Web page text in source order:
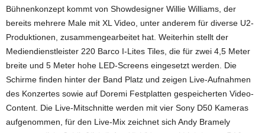
Bühnenkonzept kommt von Showdesigner Willie Williams, der
bereits mehrere Male mit XL Video, unter anderem für diverse U2-
Produktionen, zusammengearbeitet hat. Weiterhin stellt der
Mediendienstleister 220 Barco I-Lites Tiles, die für zwei 4,5 Meter
breite und 5 Meter hohe LED-Screens eingesetzt werden. Die
Schirme finden hinter der Band Platz und zeigen Live-Aufnahmen
des Konzertes sowie auf Doremi Festplatten gespeicherten Video-
Content. Die Live-Mitschnitte werden mit vier Sony D50 Kameras
aufgenommen, für den Live-Mix zeichnet sich Andy Bramely